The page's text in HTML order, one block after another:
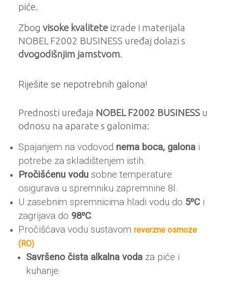
piće.
Zbog visoke kvalitete izrade i materijala
NOBEL F2002 BUSINESS uređaj dolazi s
dvogodišnjim jamstvom.
Riješite se nepotrebnih galona!
Prednosti uređaja NOBEL F2002 BUSINESS u
odnosu na aparate s galonima:
Spajanjem na vodovod nema boca, galona i
potrebe za skladištenjem istih.
Pročišćenu vodu sobne temperature
osigurava u spremniku zapremnine 8l.
U zasebnim spremnicima hladi vodu do 5⁰C i
zagrijava do 98⁰C.
Pročišćava vodu sustavom reverzne osmoze
(RO).
Savršeno čista alkalna voda za piće i
kuhanje.